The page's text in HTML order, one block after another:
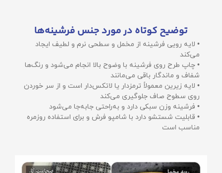
توضیح کوتاه در مورد جنس فرشینه‌ها
• لایه رویی فرشینه از مخمل و سطحی نرم و لطیف ایجاد
می‌کند
• چاپ طرح روی فرشینه با وضوح بالا انجام می‌شود و رنگ‌ها
شفاف و ماندگار باقی می‌مانند
• لایه زیرین معمولاً ترمزدار یا لاتکس‌دار است و از سر خوردن
روی سطوح صاف جلوگیری می‌کند
• فرشینه وزن سبکی دارد و به‌راحتی جابه‌جا می‌شود
• قابلیت شستشو دارد با شامپو فرش و برای استفاده روزمره
مناسب است